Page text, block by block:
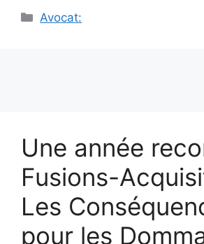
Catégories
Avocat:
Une année
Fusions-
Les
pour les